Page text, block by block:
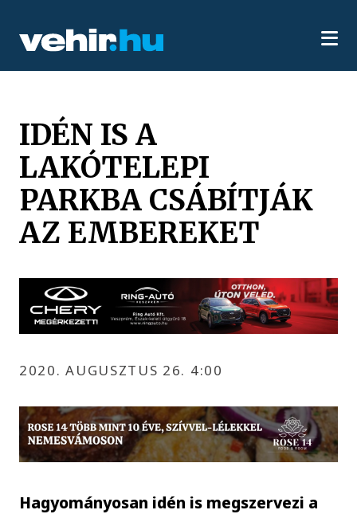
IDÉN IS A
LAKÓTELEPI
PARKBA CSÁBÍTJÁK
AZ EMBEREKET
2020. AUGUSZTUS 26. 4:00
Hagyományosan idén is megszervezi a